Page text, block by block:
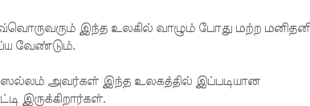
இந்த உலகில் வாழும் போது மற்ற
வேண்டும்.
அவர்கள் இந்த உலகத்தில் இப்படியான
இருக்கிறார்கள்.